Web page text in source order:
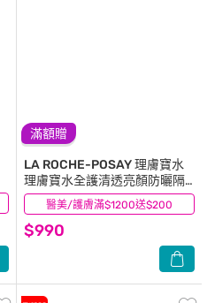
滿額贈
醫美/護膚滿$1200送$200
LA ROCHE-POSAY 理膚寶水
理膚寶水全護清透亮顏防曬隔
離乳UVA PRO(新瑰蜜霜) 30ml
$990
(25)